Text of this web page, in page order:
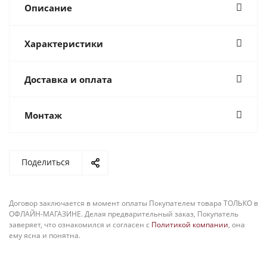
Описание
Характеристики
Доставка и оплата
Монтаж
Поделиться
Договор заключается в момент оплаты Покупателем товара ТОЛЬКО в
ОФЛАЙН-МАГАЗИНЕ. Делая предварительный заказ, Покупатель
заверяет, что ознакомился и согласен с Политикой компании, она
ему ясна и понятна.